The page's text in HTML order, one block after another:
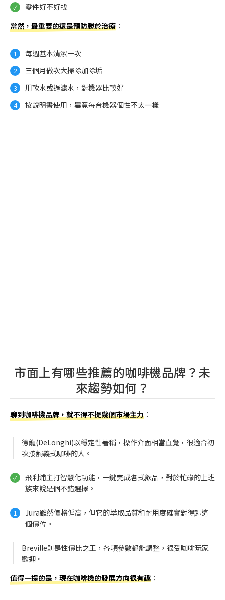
零件好不好找
當然，最重要的還是預防勝於治療 ：
每週基本清潔一次
三個月做次大掃除加除垢
用軟水或過濾水，對機器比較好
按說明書使用，畢竟每台機器個性不太一樣
市面上有哪些推薦的咖啡機品牌？未
來趨勢如何？
聊到咖啡機品牌，就不得不提幾個市場主力 ：
德龍(DeLonghi)以穩定性著稱，操作介面相當直覺，很適合初
次接觸義式咖啡的人。
飛利浦主打智慧化功能，一鍵完成各式飲品，對於忙碌的上班
族來說是個不錯選擇。
Jura雖然價格偏高，但它的萃取品質和耐用度確實對得起這
個價位。
Breville則是性價比之王，各項參數都能調整，很受咖啡玩家
歡迎。
值得一提的是，現在咖啡機的發展方向很有趣 ：